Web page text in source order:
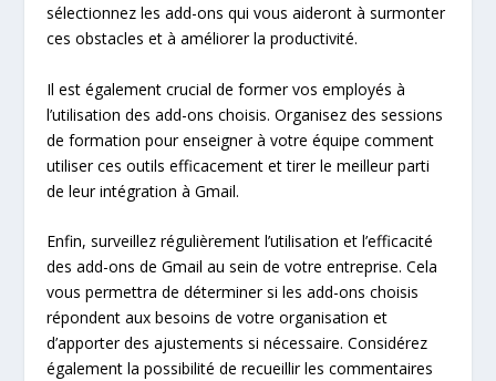
sélectionnez les add-ons qui vous aideront à surmonter
ces obstacles et à améliorer la productivité.
Il est également crucial de former vos employés à
l’utilisation des add-ons choisis. Organisez des sessions
de formation pour enseigner à votre équipe comment
utiliser ces outils efficacement et tirer le meilleur parti
de leur intégration à Gmail.
Enfin, surveillez régulièrement l’utilisation et l’efficacité
des add-ons de Gmail au sein de votre entreprise. Cela
vous permettra de déterminer si les add-ons choisis
répondent aux besoins de votre organisation et
d’apporter des ajustements si nécessaire. Considérez
également la possibilité de recueillir les commentaires